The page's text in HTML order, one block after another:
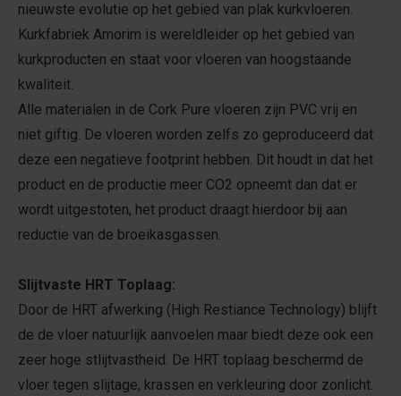
nieuwste evolutie op het gebied van plak kurkvloeren.
Kurkfabriek Amorim is wereldleider op het gebied van
kurkproducten en staat voor vloeren van hoogstaande
kwaliteit.
Alle materialen in de Cork Pure vloeren zijn PVC vrij en
niet giftig. De vloeren worden zelfs zo geproduceerd dat
deze een negatieve footprint hebben. Dit houdt in dat het
product en de productie meer CO2 opneemt dan dat er
wordt uitgestoten, het product draagt hierdoor bij aan
reductie van de broeikasgassen.
Slijtvaste HRT Toplaag:
Door de HRT afwerking (High Restiance Technology) blijft
de de vloer natuurlijk aanvoelen maar biedt deze ook een
zeer hoge stlijtvastheid. De HRT toplaag beschermd de
vloer tegen slijtage, krassen en verkleuring door zonlicht.